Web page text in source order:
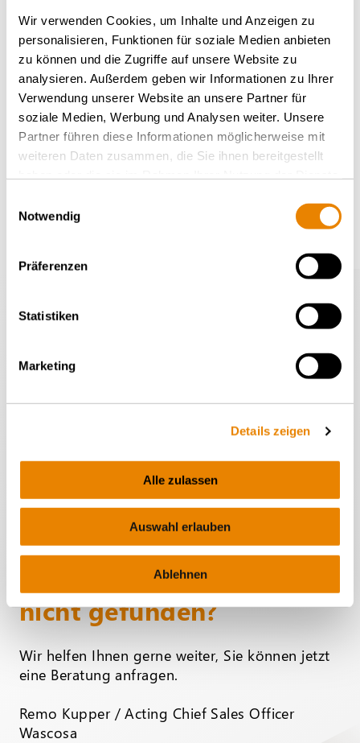
Wir verwenden Cookies, um Inhalte und Anzeigen zu
personalisieren, Funktionen für soziale Medien anbieten
zu können und die Zugriffe auf unsere Website zu
analysieren. Außerdem geben wir Informationen zu Ihrer
Verwendung unserer Website an unsere Partner für
soziale Medien, Werbung und Analysen weiter. Unsere
Partner führen diese Informationen möglicherweise mit
weiteren Daten zusammen, die Sie ihnen bereitgestellt
Notwendig
Präferenzen
Statistiken
Marketing
Details zeigen
Alle zulassen
Auswahl erlauben
Ablehnen
Digitale automatische
Kupplung
Wir sehen in derdigitalen automatischen
Kupplung (DAK)ein Element, um die
Schienenlogistik moderner und effizienter zu
gestalten. Deshalb beteiligen wir uns aktiv an
der Entwicklung und Einführung der DAK.
Den passenden Wagen
nicht gefunden?
Wir helfen Ihnen gerne weiter, Sie können jetzt
eine Beratung anfragen.
Remo Kupper / Acting Chief Sales Officer
Wascosa